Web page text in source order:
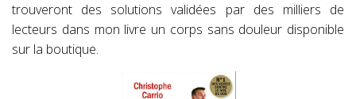
trouveront des solutions validées par des milliers de
lecteurs dans mon livre un corps sans douleur disponible
sur la boutique.